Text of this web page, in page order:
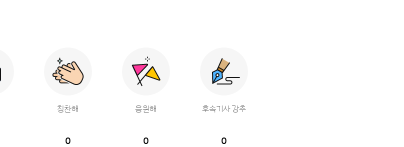
칭찬해
0
응원해
0
후속기사 강추
0